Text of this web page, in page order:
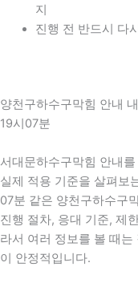
지
진행 전 반드시 다
양천구하수구막힘 안내
19시07분
서대문하수구막힘 안내
실제 적용 기준을 살펴보
07분 같은 양천구하수구
진행 절차, 응대 기준, 제
라서 여러 정보를 볼 때
이 안정적입니다.